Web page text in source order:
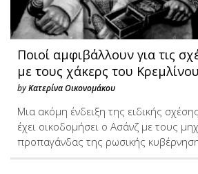
Ποιοί αμφιβάλλουν για τις
με τους χάκερς του
byΚατερίνα Οικονομάκου
Μια ακόμη ένδειξη της ειδικής
έχει οικοδομήσει ο Ασάνζ με τους
προπαγάνδας της ρωσικής